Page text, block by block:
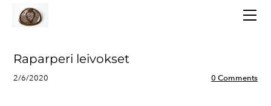
Raparperi leivokset
2/6/2020 0 Comments